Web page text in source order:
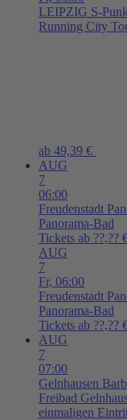
LEIPZIG S-
Running City
ab 49,39 €
AUG
7
06:00
Freudenstadt
Panorama-Bad
Tickets ab ??,??
AUG
7
Fr, 06:00
Freudenstadt
Panorama-Bad
Tickets ab ??,??
AUG
7
07:00
Gelnhausen
Freibad
einmaligen